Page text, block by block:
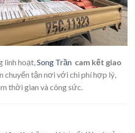
linh hoạt,Song Trần cam kết giao
chuyển tận nơi với chi phí hợp lý,
thời gian và công sức.